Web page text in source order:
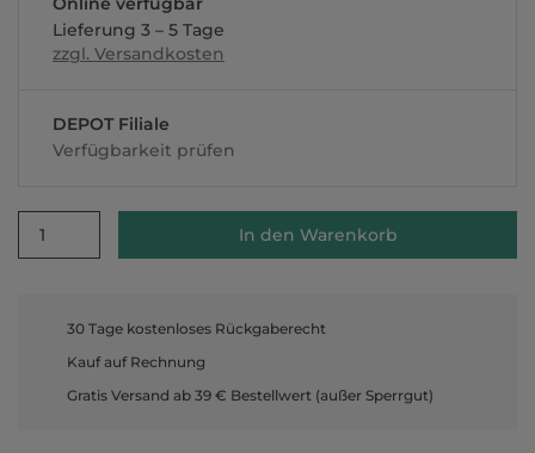
Lieferung 3 – 5 Tage
zzgl. Versandkosten
DEPOT Filiale
Verfügbarkeit prüfen
1 In den Warenkorb
30 Tage kostenloses Rückgaberecht
Kauf auf Rechnung
Gratis Versand ab 39 € Bestellwert (außer Sperrgut)